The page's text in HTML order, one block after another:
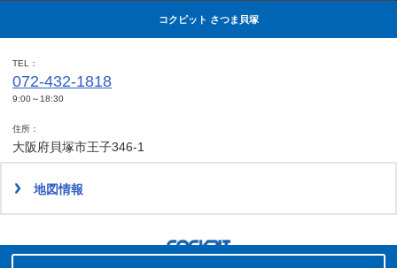
コクピット さつま貝塚
TEL
072-432-1818
9:00～18:30
住所
大阪府貝塚市王子346-1
地図情報